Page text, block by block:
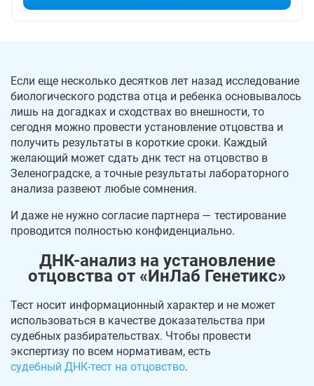
Если еще несколько десятков лет назад исследование
биологического родства отца и ребенка основывалось
лишь на догадках и сходствах во внешности, то
сегодня можно провести установление отцовства и
получить результаты в короткие сроки. Каждый
желающий может сдать днк тест на отцовство в
Зеленоградске, а точные результаты лабораторного
анализа развеют любые сомнения.
И даже не нужно согласие партнера — тестирование
проводится полностью конфиденциально.
ДНК-анализ на установление
отцовства от «ИнЛаб Генетикс»
Тест носит информационный характер и не может
использоваться в качестве доказательства при
судебных разбирательствах. Чтобы провести
экспертизу по всем нормативам, есть
судебный ДНК-тест на отцовство.